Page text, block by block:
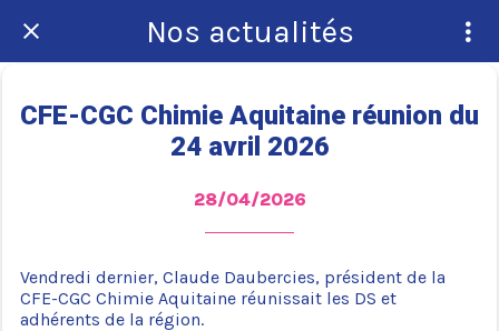
Nos actualités
CFE-CGC Chimie Aquitaine réunion du
24 avril 2026
28/04/2026
Vendredi dernier, Claude Daubercies, président de la
CFE-CGC Chimie Aquitaine réunissait les DS et
adhérents de la région.